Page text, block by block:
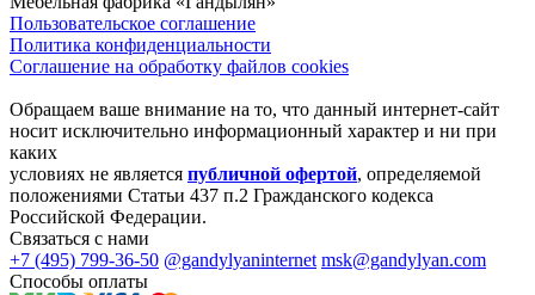
Пользовательское соглашение
Политика конфиденциальности
Соглашение на обработку файлов cookies
Обращаем ваше внимание на то, что данный интернет-сайт
носит исключительно информационный характер и ни при
каких
условиях не является публичной офертой, определяемой
положениями Статьи 437 п.2 Гражданского кодекса
Российской Федерации.
Связаться с нами
+7 (495) 799-36-50 @gandylyaninternet msk@gandylyan.com
Способы оплаты